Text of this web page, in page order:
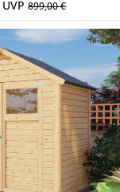
UVP899,00 €